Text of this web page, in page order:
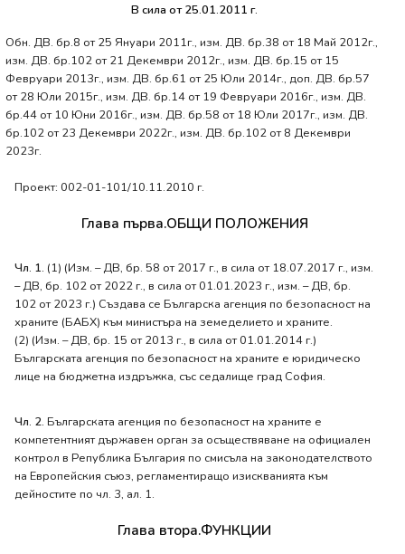
В сила от 25.01.2011 г.
Обн. ДВ. бр.8 от 25 Януари 2011г., изм. ДВ. бр.38 от 18 Май 2012г.,
изм. ДВ. бр.102 от 21 Декември 2012г., изм. ДВ. бр.15 от 15
Февруари 2013г., изм. ДВ. бр.61 от 25 Юли 2014г., доп. ДВ. бр.57
от 28 Юли 2015г., изм. ДВ. бр.14 от 19 Февруари 2016г., изм. ДВ.
бр.44 от 10 Юни 2016г., изм. ДВ. бр.58 от 18 Юли 2017г., изм. ДВ.
бр.102 от 23 Декември 2022г., изм. ДВ. бр.102 от 8 Декември
2023г.
Проект: 002-01-101/10.11.2010 г.
Глава първа.ОБЩИ ПОЛОЖЕНИЯ
Чл. 1. (1) (Изм. – ДВ, бр. 58 от 2017 г., в сила от 18.07.2017 г., изм.
– ДВ, бр. 102 от 2022 г., в сила от 01.01.2023 г., изм. – ДВ, бр.
102 от 2023 г.) Създава се Българска агенция по безопасност на
храните (БАБХ) към министъра на земеделието и храните.
(2) (Изм. – ДВ, бр. 15 от 2013 г., в сила от 01.01.2014 г.)
Българската агенция по безопасност на храните е юридическо
лице на бюджетна издръжка, със седалище град София.
Чл. 2. Българската агенция по безопасност на храните е
компетентният държавен орган за осъществяване на официален
контрол в Република България по смисъла на законодателството
на Европейския съюз, регламентиращо изискванията към
дейностите по чл. 3, ал. 1.
Глава втора.ФУНКЦИИ